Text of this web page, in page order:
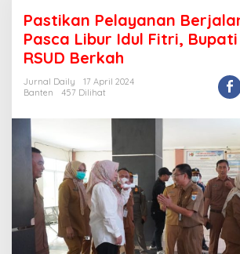
s
t
i
k
n
e
y
a
n
a
n
B
e
Pastikan Pelayanan
Pasca Libur Idul Fitri,
RSUD Berkah
Jurnal Daily
17 April 2024
Banten
457 Dilihat